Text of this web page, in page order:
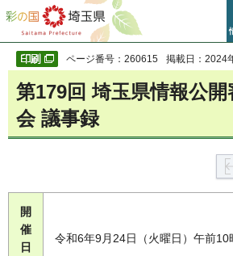
彩の国 埼玉県
ページ番号：260615 掲載日：2024
第179回 埼玉県情報公
会 議事録
開
催
日
令和6年9月24日（火曜日）午前